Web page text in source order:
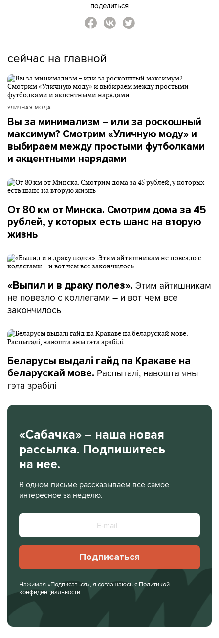
поделиться
сейчас на главной
УЛИЧНАЯ МОДА
Вы за минимализм – или за роскошный
максимум? Смотрим «Уличную моду» и
выбираем между простыми футболками
и акцентными нарядами
От 80 км от Минска. Смотрим дома за 45
рублей, у которых есть шанс на вторую
жизнь
«Выпил и в драку полез». Этим айтишникам
не повезло с коллегами – и вот чем все
закончилось
Беларусы выдалі гайд па Кракаве на
беларускай мове. Распыталі, навошта яны
гэта зрабілі
«Сабачка» – наша новая
рассылка. Подпишитесь
на нее.
В одном письме рассказываем все самое
интересное за неделю.
Подписаться
Нажимая «Подписаться», я соглашаюсь с Политикой
конфиденциальности.